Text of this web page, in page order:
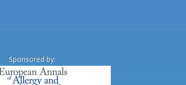
Sponsored by: